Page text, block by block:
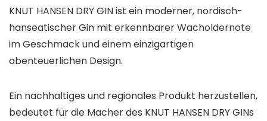
KNUT HANSEN DRY GIN ist ein moderner, nordisch-
hanseatischer Gin mit erkennbarer Wacholdernote
im Geschmack und einem einzigartigen
abenteuerlichen Design.
Ein nachhaltiges und regionales Produkt herzustellen,
bedeutet für die Macher des KNUT HANSEN DRY GINs